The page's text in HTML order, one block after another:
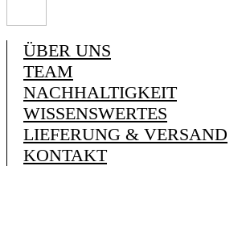
ÜBER UNS
TEAM
NACHHALTIGKEIT
WISSENSWERTES
LIEFERUNG & VERSAND
KONTAKT